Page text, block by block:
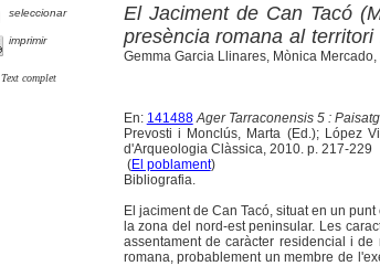
seleccionar
imprimir
Text complet
El Jaciment de Can Tacó
presència romana al
Gemma Garcia Llinares, Mònica
En: 141488 Ager Tarraconensis 5 :
Prevosti i Monclús, Marta (Ed.); López
d'Arqueologia Clàssica, 2010. p. 217-229
(El poblament)
Bibliografia.
El jaciment de Can Tacó, situat en un
la zona del nord-est peninsular. Les
assentament de caràcter residencial i
romana, probablement un membre de